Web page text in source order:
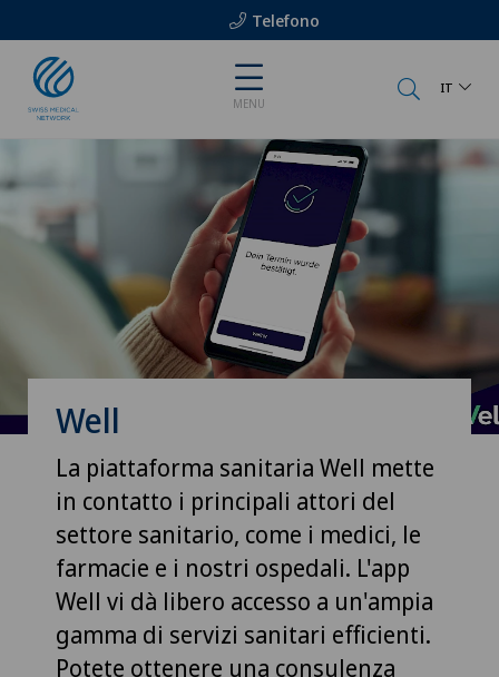
Telefono
MENU
IT
Well
La piattaforma sanitaria Well mette
in contatto i principali attori del
settore sanitario, come i medici, le
farmacie e i nostri ospedali. L'app
Well vi dà libero accesso a un'ampia
gamma di servizi sanitari efficienti.
Potete ottenere una consulenza